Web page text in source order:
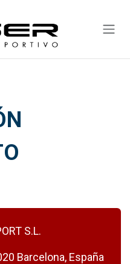
S.L.
Barcelona, España